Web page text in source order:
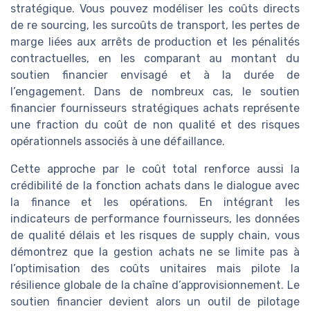
stratégique. Vous pouvez modéliser les coûts directs
de re sourcing, les surcoûts de transport, les pertes de
marge liées aux arrêts de production et les pénalités
contractuelles, en les comparant au montant du
soutien financier envisagé et à la durée de
l’engagement. Dans de nombreux cas, le soutien
financier fournisseurs stratégiques achats représente
une fraction du coût de non qualité et des risques
opérationnels associés à une défaillance.
Cette approche par le coût total renforce aussi la
crédibilité de la fonction achats dans le dialogue avec
la finance et les opérations. En intégrant les
indicateurs de performance fournisseurs, les données
de qualité délais et les risques de supply chain, vous
démontrez que la gestion achats ne se limite pas à
l’optimisation des coûts unitaires mais pilote la
résilience globale de la chaîne d’approvisionnement. Le
soutien financier devient alors un outil de pilotage